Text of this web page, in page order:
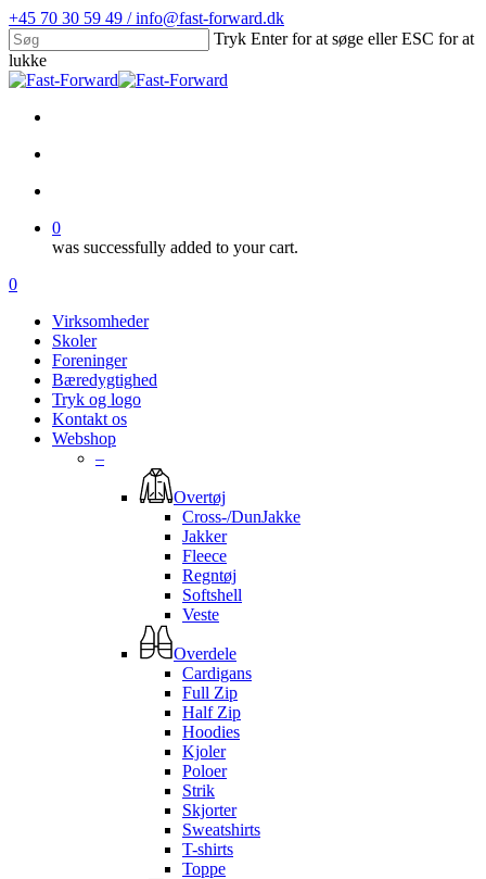
Skip
to
main
content
+45 70 30 59 49 / info@fast-forward.dk
Tryk Enter for at søge eller ESC for at
lukke
Close
0
was successfully added to your cart.
Menu
search
account
0
Virksomheder
Skoler
Foreninger
Bæredygtighed
Tryk og logo
Kontakt os
Webshop
–
Overtøj
Cross-/DunJakke
Jakker
Fleece
Regntøj
Softshell
Veste
Overdele
Cardigans
Full Zip
Half Zip
Hoodies
Kjoler
Poloer
Strik
Skjorter
Sweatshirts
T-shirts
Toppe